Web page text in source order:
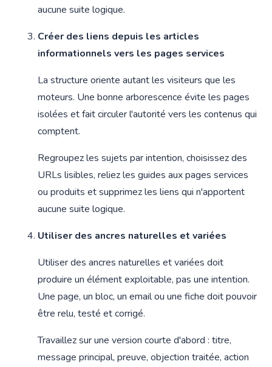
aucune suite logique.
Créer des liens depuis les articles
informationnels vers les pages services
La structure oriente autant les visiteurs que les
moteurs. Une bonne arborescence évite les pages
isolées et fait circuler l'autorité vers les contenus qui
comptent.
Regroupez les sujets par intention, choisissez des
URLs lisibles, reliez les guides aux pages services
ou produits et supprimez les liens qui n'apportent
aucune suite logique.
Utiliser des ancres naturelles et variées
Utiliser des ancres naturelles et variées doit
produire un élément exploitable, pas une intention.
Une page, un bloc, un email ou une fiche doit pouvoir
être relu, testé et corrigé.
Travaillez sur une version courte d'abord : titre,
message principal, preuve, objection traitée, action